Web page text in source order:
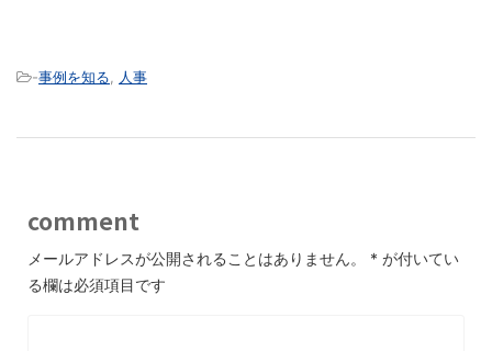
-事例を知る, 人事
comment
メールアドレスが公開されることはありません。 * が付いてい
る欄は必須項目です